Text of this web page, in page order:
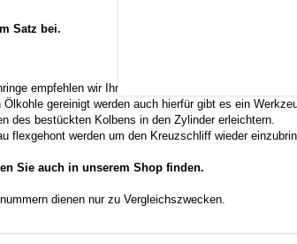
Satz bei.
empfehlen wir Ihnen eine Kolbenringzange zu
gereinigt werden auch hierfür gibt es ein
des bestückten Kolbens in den Zylinder erleichtern.
flexgehont werden um den Kreuzschliff wieder
Sie auch in unserem Shop finden.
dienen nur zu Vergleichszwecken.